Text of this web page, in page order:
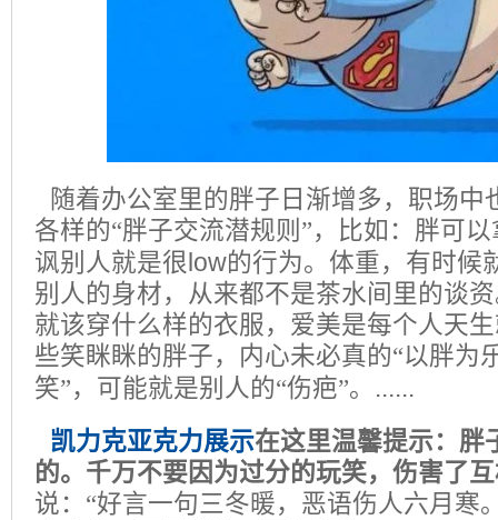
随着办公室里的胖子日渐增多，职场中
各样的“胖子交流潜规则”，比如：胖可
讽别人就是很low的行为。体重，有时候
别人的身材，从来都不是茶水间里的谈
就该穿什么样的衣服，爱美是每个人天
些笑眯眯的胖子，内心未必真的“以胖为
笑”，可能就是别人的“伤疤”。 ......
凯力克亚克力展示在这里温馨提示：胖
的。千万不要因为过分的玩笑，伤害了
说：“好言一句三冬暖，恶语伤人六月寒